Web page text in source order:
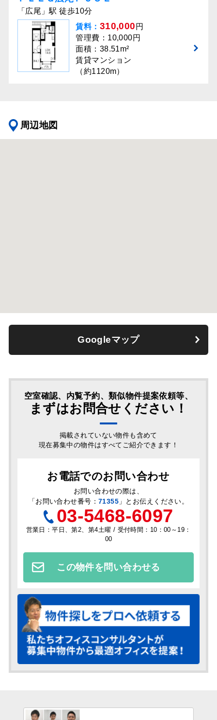
「広尾」駅 徒歩10分
賃料： 310,000 円
管理費：10,000円
面積：38.51m²
賃貸マンション
（約1120m）
周辺地図
Googleマップ
空室確認、内覧予約、類似物件提案依頼等、
まずはお問合せください！
掲載されていない物件も含めて
現在募集中の物件はすべてご紹介できます！
お電話でのお問い合わせ
お問い合わせの際は、
「お問い合わせ番号： 71355 」とお伝えください。
03-5468-6097
営業日：平日、第2、第4土曜 / 受付時間：10：00～19：
00
この物件を問い合わせる